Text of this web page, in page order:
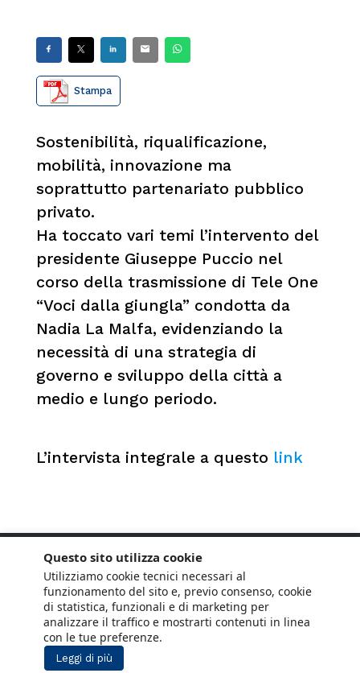
Stampa
Sostenibilità, riqualificazione,
mobilità, innovazione ma
soprattutto partenariato pubblico
privato.
Ha toccato vari temi l’intervento del
presidente Giuseppe Puccio nel
corso della trasmissione di Tele One
“Voci dalla giungla” condotta da
Nadia La Malfa, evidenziando la
necessità di una strategia di
governo e sviluppo della città a
medio e lungo periodo.
L’intervista integrale a questo link
Questo sito utilizza cookie
Utilizziamo cookie tecnici necessari al
funzionamento del sito e, previo consenso, cookie
di statistica, funzionali e di marketing per
analizzare il traffico e mostrarti contenuti in linea
con le tue preferenze.
Leggi di più